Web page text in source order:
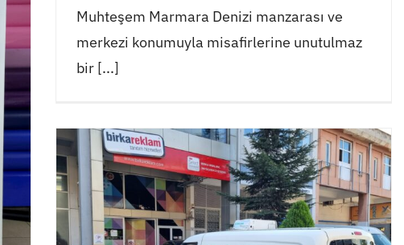
Muhteşem Marmara Denizi manzarası ve
merkezi konumuyla misafirlerine unutulmaz
bir [...]